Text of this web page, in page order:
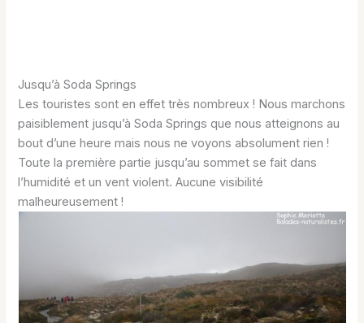
Jusqu’à Soda Springs
Les touristes sont en effet très nombreux ! Nous marchons
paisiblement jusqu’à Soda Springs que nous atteignons au
bout d’une heure mais nous ne voyons absolument rien !
Toute la première partie jusqu’au sommet se fait dans
l’humidité et un vent violent. Aucune visibilité
malheureusement !